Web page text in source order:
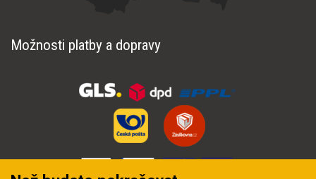
Možnosti platby a dopravy